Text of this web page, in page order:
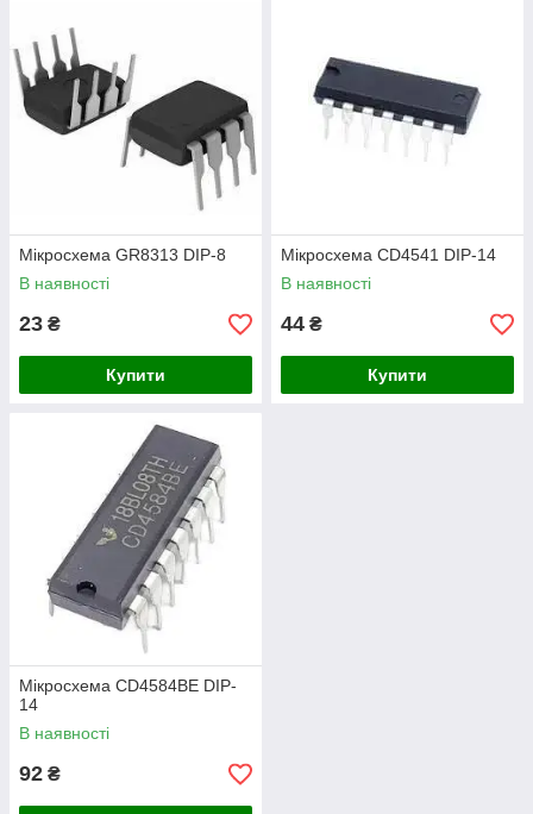
Мікросхема GR8313 DIP-8
В наявності
23 ₴
Купити
Мікросхема СD4541 DIP-14
В наявності
44 ₴
Купити
Мікросхема CD4584BE DIP-
14
В наявності
92 ₴